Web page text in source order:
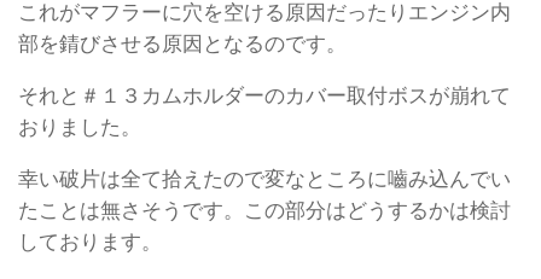
これがマフラーに穴を空ける原因だったりエンジン内
部を錆びさせる原因となるのです。
それと＃１３カムホルダーのカバー取付ボスが崩れて
おりました。
幸い破片は全て拾えたので変なところに嚙み込んでい
たことは無さそうです。この部分はどうするかは検討
しております。